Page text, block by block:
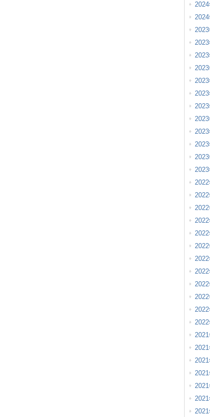
2024
2024
2023
2023
2023
2023
2023
2023
2023
2023
2023
2023
2023
2023
2022
2022
2022
2022
2022
2022
2022
2022
2022
2022
2022
2022
2021
2021
2021
2021
2021
2021
2021